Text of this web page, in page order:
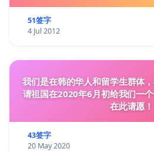
51签字
4 Jul 2012
我们是在韩的华人和留学生群体
请祖国在2020年6月初给我们一
在此请愿！
43签字
20 May 2020